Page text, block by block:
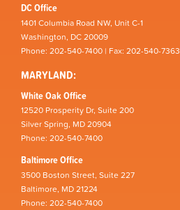
DC Office
1401 Columbia Road NW, Unit C-1
Washington, DC 20009
Phone: 202-540-7400 | Fax: 202-540-7363
MARYLAND:
White Oak Office
12520 Prosperity Dr, Suite 200
Silver Spring, MD 20904
Phone: 202-540-7400
Baltimore Office
3500 Boston Street, Suite 227
Baltimore, MD 21224
Phone: 202-540-7400